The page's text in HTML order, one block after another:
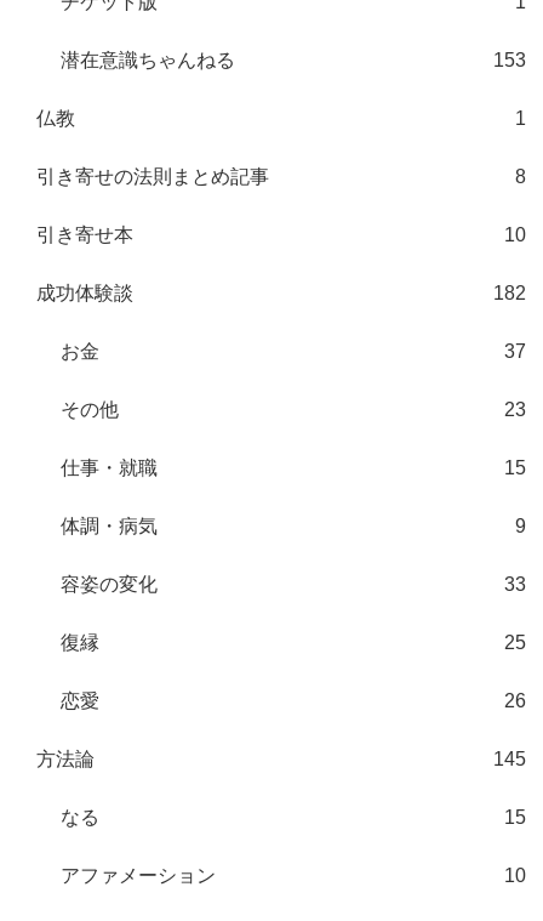
潜在意識ちゃんねる 153
仏教 1
引き寄せの法則まとめ記事 8
引き寄せ本 10
成功体験談 182
お金 37
その他 23
仕事・就職 15
体調・病気 9
容姿の変化 33
復縁 25
恋愛 26
方法論 145
なる 15
アファメーション 10